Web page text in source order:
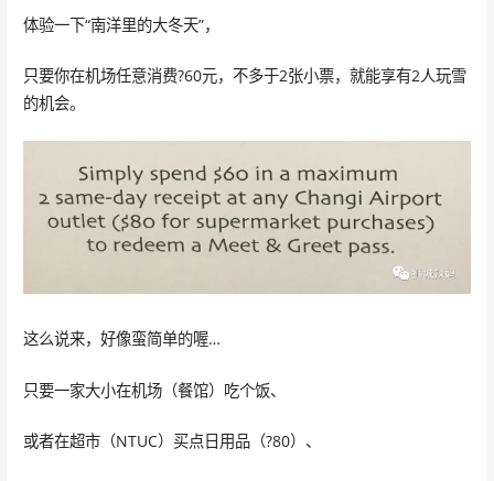
体验一下“南洋里的大冬天”，
只要你在机场任意消费?60元，不多于2张小票，就能享有2人玩雪
的机会。
这么说来，好像蛮简单的喔…
只要一家大小在机场（餐馆）吃个饭、
或者在超市（NTUC）买点日用品（?80）、